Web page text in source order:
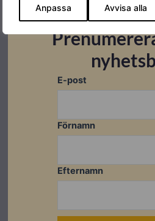
Anpassa Avvisa alla
Produktgaranti 10 år
Datablad
Montageanvisningar
E-post
Förnamn
Efternamn